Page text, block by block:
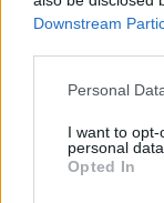
Downstream
Personal
I want to
personal data.
Opted In
Od
mam
cm
tłumacząc,
może
POWIĄZANE